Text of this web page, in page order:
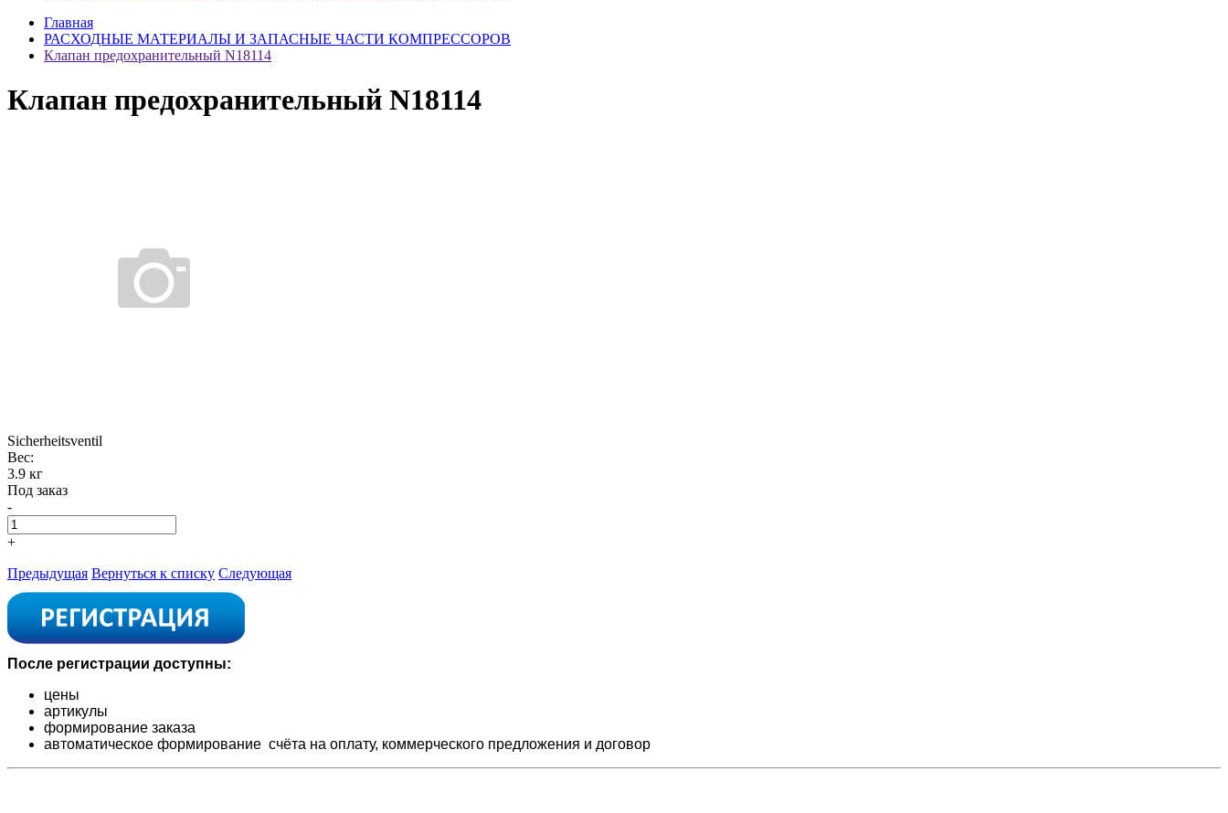
Главная
РАСХОДНЫЕ МАТЕРИАЛЫ И ЗАПАСНЫЕ ЧАСТИ КОМПРЕССОРОВ
Клапан предохранительный N18114
Клапан предохранительный N18114
Sicherheitsventil
Вес:
3.9 кг
Под заказ
-
+
Предыдущая Вернуться к списку Следующая
После регистрации доступны:
цены
артикулы
формирование заказа
автоматическое формирование счёта на оплату, коммерческого предложения и договор